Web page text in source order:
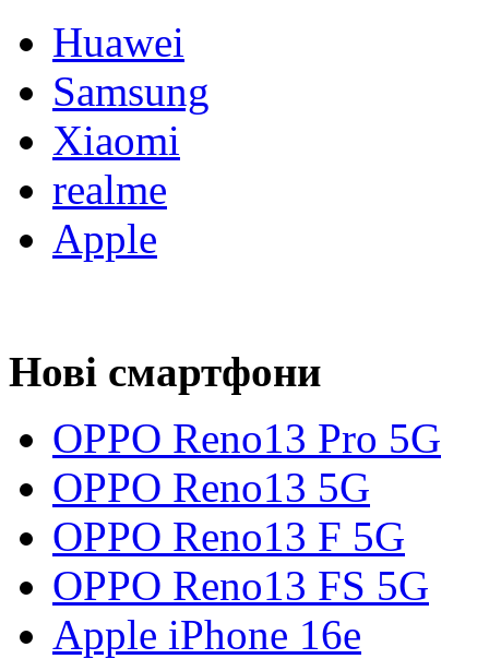
Huawei
Samsung
Xiaomi
realme
Apple
Нові смартфони
OPPO Reno13 Pro 5G
OPPO Reno13 5G
OPPO Reno13 F 5G
OPPO Reno13 FS 5G
Apple iPhone 16e